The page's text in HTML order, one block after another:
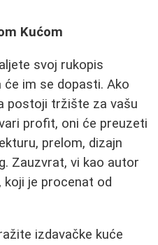
Kućom
svoj rukopis
će im se dopasti. Ako
postoji tržište za vašu
profit, oni će preuzeti
prelom, dizajn
Zauzvrat, vi kao autor
, koji je procenat od
izdavačke kuće